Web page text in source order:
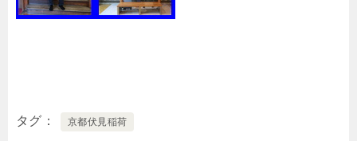
タグ 京都伏見稲荷